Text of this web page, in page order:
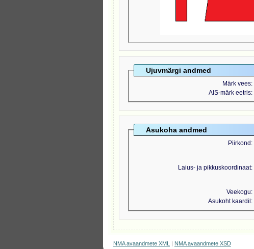
Ujuvmärgi andmed
Märk vees
AIS-märk eetris
Asukoha andmed
Piirkond
Laius- ja pikkuskoordinaat
Veekogu
Asukoht kaardil
NMA avaandmete XML | NMA avaandmete XSD